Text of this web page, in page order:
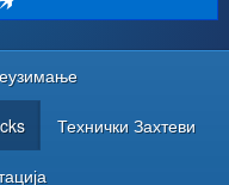
Технички Захтеви